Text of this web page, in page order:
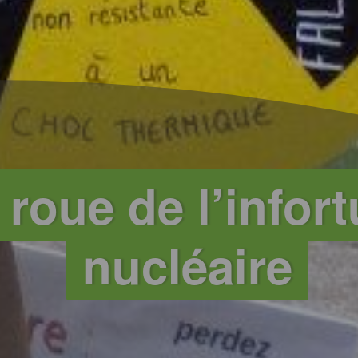
de
nucléaire